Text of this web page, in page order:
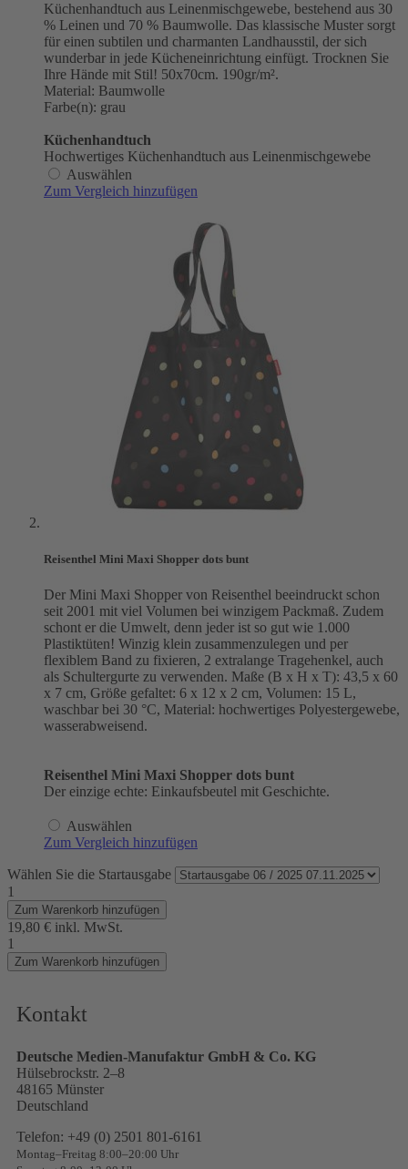
Küchenhandtuch aus Leinenmischgewebe, bestehend aus 30
% Leinen und 70 % Baumwolle. Das klassische Muster sorgt
für einen subtilen und charmanten Landhausstil, der sich
wunderbar in jede Kücheneinrichtung einfügt. Trocknen Sie
Ihre Hände mit Stil! 50x70cm. 190gr/m².
Material: Baumwolle
Farbe(n): grau
Küchenhandtuch
Hochwertiges Küchenhandtuch aus Leinenmischgewebe
Auswählen
Zum Vergleich hinzufügen
Reisenthel Mini Maxi Shopper dots bunt
Der Mini Maxi Shopper von Reisenthel beeindruckt schon
seit 2001 mit viel Volumen bei winzigem Packmaß. Zudem
schont er die Umwelt, denn jeder ist so gut wie 1.000
Plastiktüten! Winzig klein zusammenzulegen und per
flexiblem Band zu fixieren, 2 extralange Tragehenkel, auch
als Schultergurte zu verwenden. Maße (B x H x T): 43,5 x 60
x 7 cm, Größe gefaltet: 6 x 12 x 2 cm, Volumen: 15 L,
waschbar bei 30 °C, Material: hochwertiges Polyestergewebe,
wasserabweisend.
Reisenthel Mini Maxi Shopper dots bunt
Der einzige echte: Einkaufsbeutel mit Geschichte.
Auswählen
Zum Vergleich hinzufügen
Wählen Sie die Startausgabe
1
Zum Warenkorb hinzufügen
19,80 € inkl. MwSt.
1
Zum Warenkorb hinzufügen
Kontakt
Deutsche Medien-Manufaktur GmbH & Co. KG
Hülsebrockstr. 2–8
48165 Münster
Deutschland
Telefon: +49 (0) 2501 801-6161
Montag–Freitag 8:00–20:00 Uhr